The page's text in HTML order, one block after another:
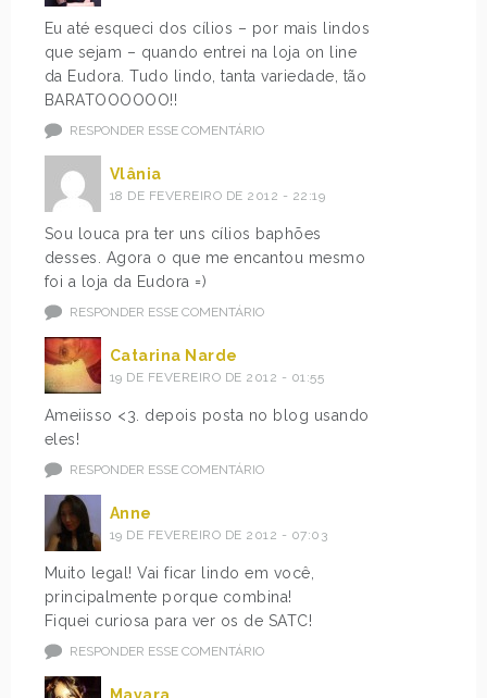
Eu até esqueci dos cílios – por mais lindos
que sejam – quando entrei na loja on line
da Eudora. Tudo lindo, tanta variedade, tão
BARATOOOOOO!!
RESPONDER ESSE COMENTÁRIO
Vlânia
18 DE FEVEREIRO DE 2012 - 22:19
Sou louca pra ter uns cílios baphões
desses. Agora o que me encantou mesmo
foi a loja da Eudora =)
RESPONDER ESSE COMENTÁRIO
Catarina Narde
19 DE FEVEREIRO DE 2012 - 01:55
Ameiisso <3. depois posta no blog usando
eles!
RESPONDER ESSE COMENTÁRIO
Anne
19 DE FEVEREIRO DE 2012 - 07:03
Muito legal! Vai ficar lindo em você,
principalmente porque combina!
Fiquei curiosa para ver os de SATC!
RESPONDER ESSE COMENTÁRIO